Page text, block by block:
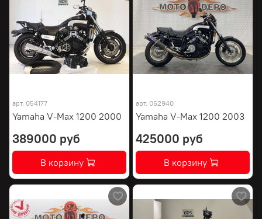
арт. 054177
Yamaha V-Max 1200 2000
389000 руб
В корзину
арт. 052940
Yamaha V-Max 1200 2003
425000 руб
В корзину